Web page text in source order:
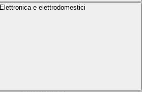
Elettronica e elettrodomestici